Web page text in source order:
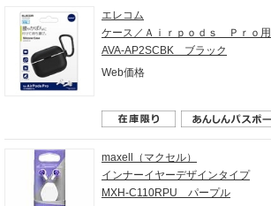
エレコム
ケース／Ａｉｒｐｏｄｓ Ｐｒｏ用
AVA-AP2SCBK ブラック
Web価格
maxell（マクセル）
インナーイヤーデザインタイプ
MXH-C110RPU パープル